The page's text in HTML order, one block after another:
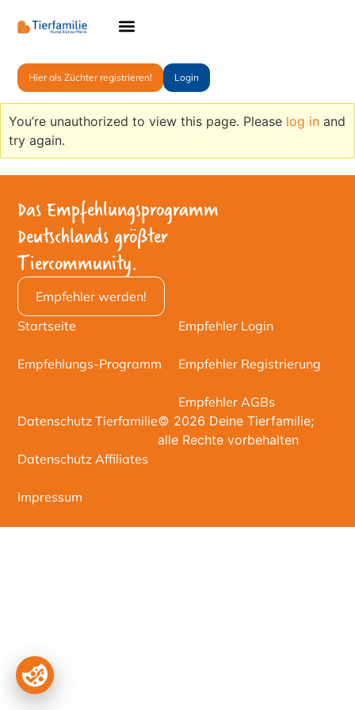
Hier als Züchter registrieren! Login
You’re unauthorized to view this page. Please log in and
try again.
Das Empfehlungsprogramm
Deutschlands größter
Tiercommunity.
Empfehler werden!
Startseite
Empfehlungs-Programm
Empfehler Login
Empfehler Registrierung
Empfehler AGBs
© 2026 Deine Tierfamilie;
alle Rechte vorbehalten
Datenschutz Tierfamilie
Datenschutz Affiliates
Impressum